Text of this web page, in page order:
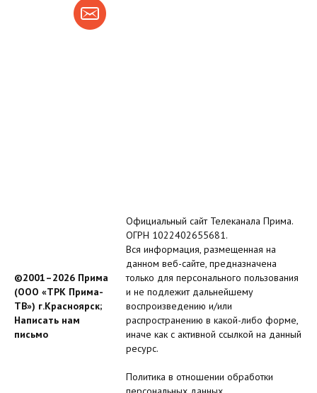
©2001–2026 Прима
(ООО «ТРК Прима-
ТВ») г.Красноярск;
Написать нам
письмо
Официальный сайт Телеканала Прима.
ОГРН 1022402655681.
Вся информация, размещенная на
данном веб-сайте, предназначена
только для персонального пользования
и не подлежит дальнейшему
воспроизведению и/или
распространению в какой-либо форме,
иначе как с активной ссылкой на данный
ресурс.
Политика в отношении обработки